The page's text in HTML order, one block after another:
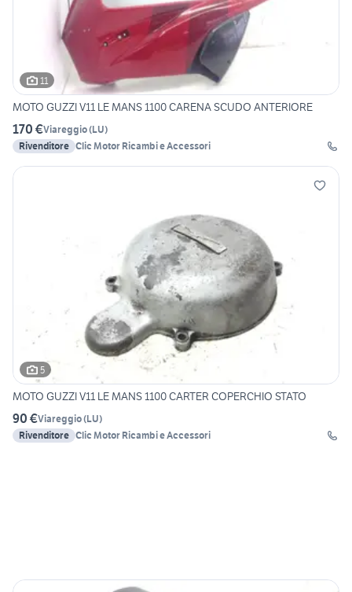
11
MOTO GUZZI V11 LE MANS 1100 CARENA SCUDO ANTERIORE
170 €Viareggio(LU)
Rivenditore Clic Motor Ricambi e Accessori
5
MOTO GUZZI V11 LE MANS 1100 CARTER COPERCHIO STATO
90 €Viareggio(LU)
Rivenditore Clic Motor Ricambi e Accessori